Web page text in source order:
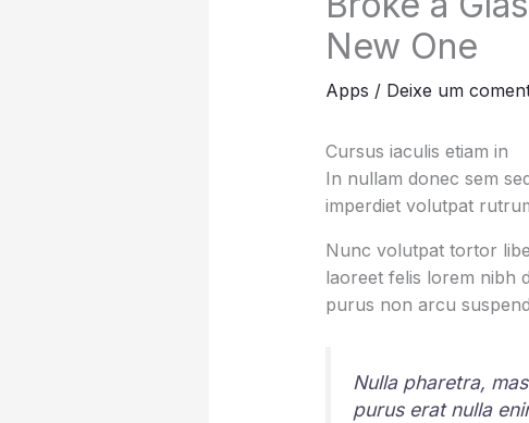
New One
Apps / Deixe um
Cursus iaculis etiam in
In nullam donec sem
imperdiet volutpat
Nunc volutpat tortor
laoreet felis lorem nibh
purus non arcu
Nulla pharetra,
purus erat nulla